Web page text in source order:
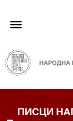
ПИСЦИ